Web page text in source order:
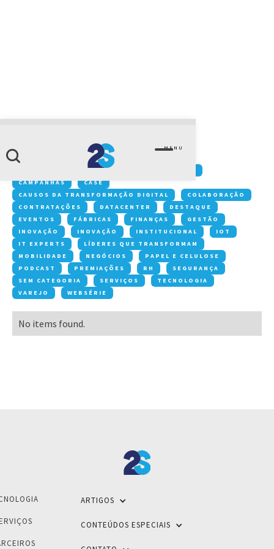
MENU
Compras de TI
ACONTECE NA 2S
CAMPANHAS
CASE
CAUSOS DA TRANSFORMAÇÃO DIGITAL
COLABORAÇÃO
CONTRATAÇÕES
DATACENTER
DESTAQUE
EVENTOS
FÁBRICAS FINANÇAS
GESTÃO
INOVAÇÃO
INOVAÇÃO INSTITUCIONAL
IOT
IT EXPERTS
LÍDERES QUE TRANSFORMAM
MOBILIDADE
NEGÓCIOS
PAPEL E CELULOSE
PODCAST
PREMIAÇÕES RH
SEGURANÇA
SEM CATEGORIA
SERVIÇOS
TECNOLOGIA
VAREJO
WEBSÉRIE
No items found.
ARTIGOS
CONTEÚDOS ESPECIAIS